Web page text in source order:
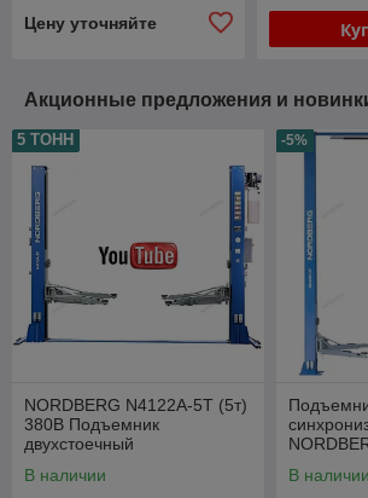
Цену уточняйте
Акционные предложения и
5 ТОНН
NORDBERG N4122A-5T (5т)
380В Подъемник
двухстоечный
В наличии
-5%
В наличии